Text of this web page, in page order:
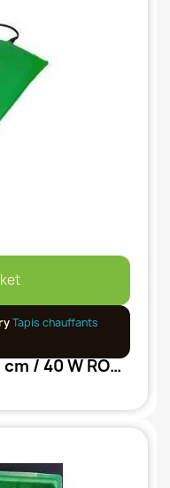
Tapis chauffants
Tapis chauffant 30 x 70 cm / 40 W ROMBERG